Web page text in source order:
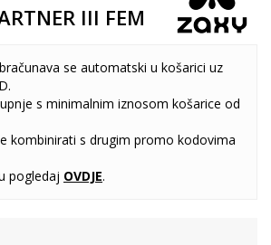
III FEM
se automatski u košarici uz
s minimalnim iznosom košarice od
kombinirati s drugim promo kodovima
pogledaj OVDJE.